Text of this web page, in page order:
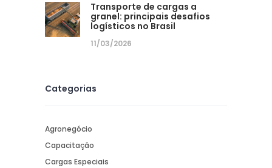
Transporte de cargas a
granel: principais desafios
logísticos no Brasil
11/03/2026
Categorias
Agronegócio
Capacitação
Cargas Especiais